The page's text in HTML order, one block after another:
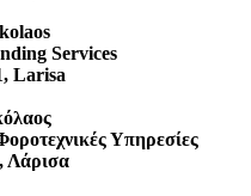
Services
Larisa
Υπηρεσίες
Λάρισα